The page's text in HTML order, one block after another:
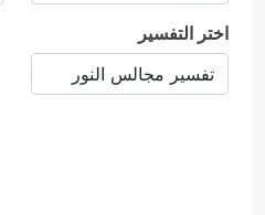
اختر التفسير